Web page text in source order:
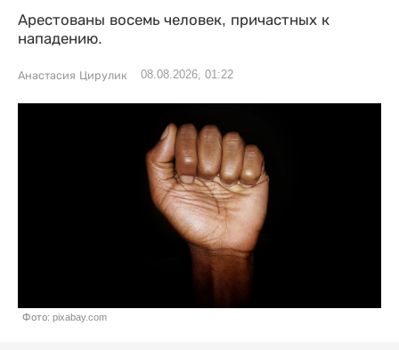
Арестованы восемь человек, причастных к
нападению.
Анастасия Цирулик 08.08.2026, 01:22
Фото: pixabay.com